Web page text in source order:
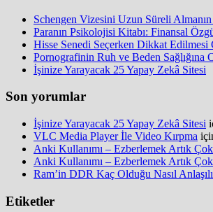
Schengen Vizesini Uzun Süreli Almanın
Paranın Psikolojisi Kitabı: Finansal
Hisse Senedi Seçerken Dikkat Edilmesi
Pornografinin Ruh ve Beden Sağlığına
İşinize Yarayacak 25 Yapay Zekâ Sitesi
Son yorumlar
İşinize Yarayacak 25 Yapay Zekâ Sitesi
VLC Media Player İle Video Kırpma
Anki Kullanımı – Ezberlemek Artık
Anki Kullanımı – Ezberlemek Artık
Ram’in DDR Kaç Olduğu Nasıl
Etiketler